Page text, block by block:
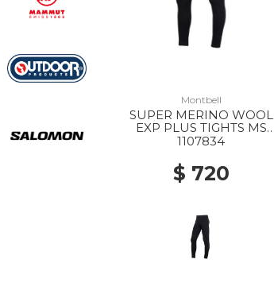
Montbell
SUPER MERINO WOOL
EXP PLUS TIGHTS MS
BK
1107834
$ 720